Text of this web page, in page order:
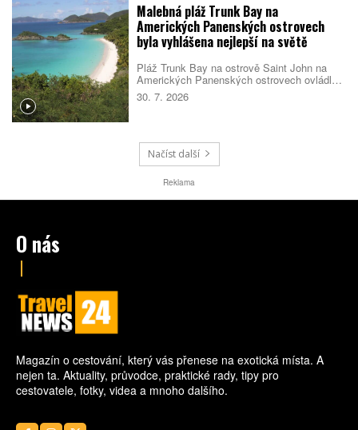
Malebná pláž Trunk Bay na
Amerických Panenských ostrovech
byla vyhlášena nejlepší na světě
Pláž Trunk Bay na ostrově Saint John na
Amerických Panenských ostrovech ovládla
žebříček nejlepších pláží světa pro rok 2026.
Rozhodla kombinace bílého písku, průzračné
podmořská šnorchlovací stezka přímo u
pobřeží.
30. 7. 2026
Načíst další
Reklama
O nás
Magazín o cestování, který vás přenese na exotická místa. A
nejen ta. Aktuality, průvodce, praktické rady, tipy pro
cestovatele, fotky, videa a mnoho dalšího.